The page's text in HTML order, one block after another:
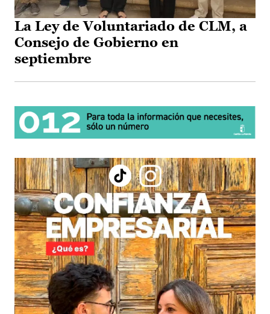
La Ley de Voluntariado de CLM, a
Consejo de Gobierno en
septiembre